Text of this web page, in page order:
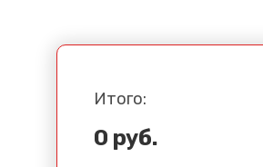
Итого:
0 руб.